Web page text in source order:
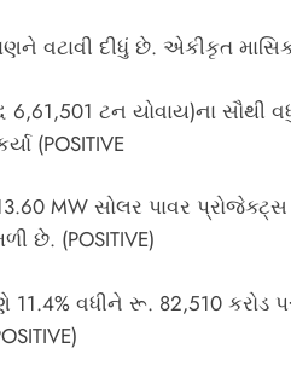
વટાવી દીધું છે. એકીકૃત માસિક
ટન યોવાય)ના સૌથી
(POSITIVE
MW સોલર પાવર પ્રોજેક્ટ્સ
છે. (POSITIVE)
11.4% વધીને રૂ. 82,510